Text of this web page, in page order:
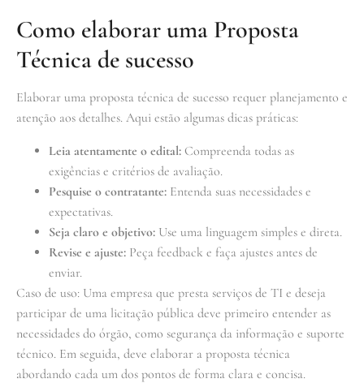
Como elaborar uma Proposta
Técnica de sucesso
Elaborar uma proposta técnica de sucesso requer planejamento e
atenção aos detalhes. Aqui estão algumas dicas práticas:
Leia atentamente o edital: Compreenda todas as
exigências e critérios de avaliação.
Pesquise o contratante: Entenda suas necessidades e
expectativas.
Seja claro e objetivo: Use uma linguagem simples e direta.
Revise e ajuste: Peça feedback e faça ajustes antes de
enviar.
Caso de uso: Uma empresa que presta serviços de TI e deseja
participar de uma licitação pública deve primeiro entender as
necessidades do órgão, como segurança da informação e suporte
técnico. Em seguida, deve elaborar a proposta técnica
abordando cada um dos pontos de forma clara e concisa.